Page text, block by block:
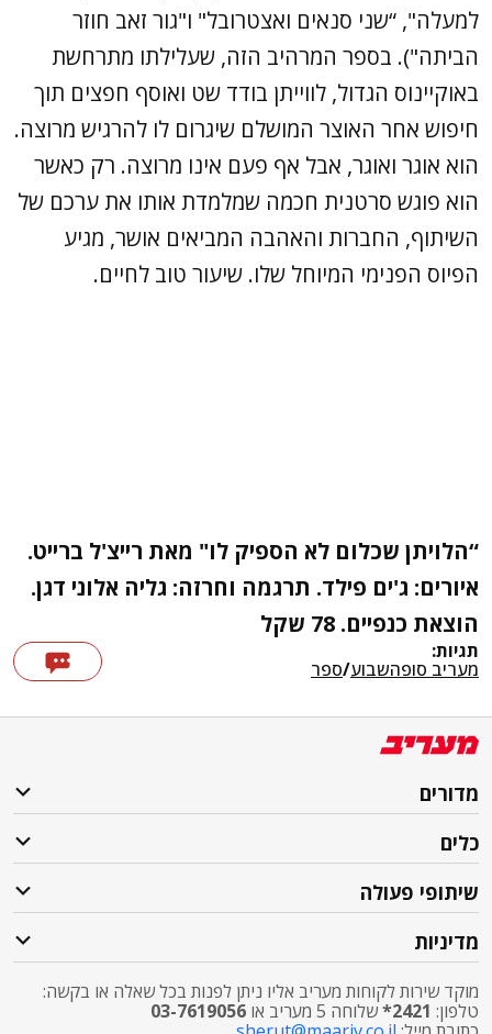
למעלה", “שני סנאים ואצטרובל" ו"גור זאב חוזר
הביתה"). בספר המרהיב הזה, שעלילתו מתרחשת
באוקיינוס הגדול, לווייתן בודד שט ואוסף חפצים תוך
חיפוש אחר האוצר המושלם שיגרום לו להרגיש מרוצה.
הוא אוגר ואוגר, אבל אף פעם אינו מרוצה. רק כאשר
הוא פוגש סרטנית חכמה שמלמדת אותו את ערכם של
השיתוף, החברות והאהבה המביאים אושר, מגיע
הפיוס הפנימי המיוחל שלו. שיעור טוב לחיים.
“הלויתן שכלום לא הספיק לו" מאת רייצ'ל ברייט.
איורים: ג'ים פילד. תרגמה וחרזה: גליה אלוני דגן.
הוצאת כנפיים. 78 שקל
תגיות:
מעריב סופהשבוע/ספר
מדורים
כלים
שיתופי פעולה
מדיניות
מוקד שירות לקוחות מעריב אליו ניתן לפנות בכל שאלה או בקשה:
טלפון: 2421* שלוחה 5 מעריב או
03-7619056